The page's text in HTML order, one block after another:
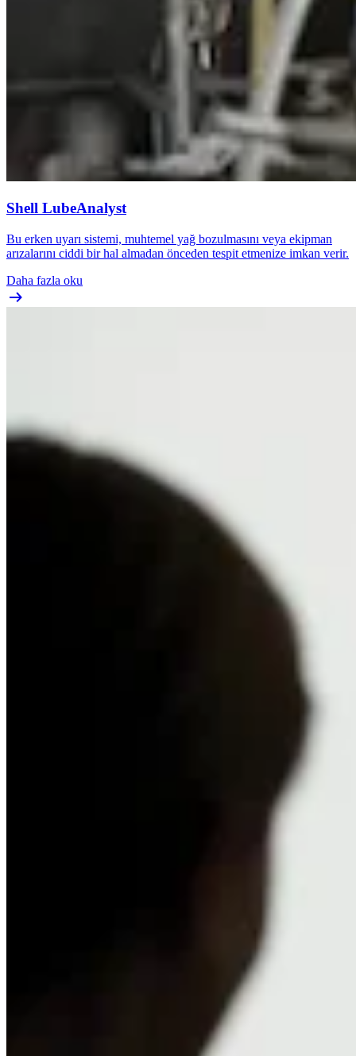
Shell LubeAnalyst
Bu erken uyarı sistemi, muhtemel yağ bozulmasını veya ekipman
arızalarını ciddi bir hal almadan önceden tespit etmenize imkan verir.
Daha fazla oku